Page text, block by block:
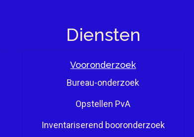
Diensten
Vooronderzoek
Bureau-onderzoek
Opstellen PvA
Inventariserend booronderzoek